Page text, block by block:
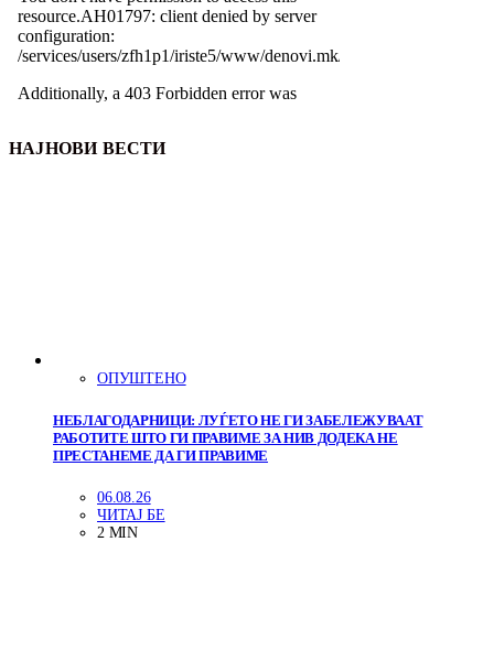
НАЈНОВИ ВЕСТИ
ОПУШТЕНО
НЕБЛАГОДАРНИЦИ: ЛУЃЕТО НЕ ГИ ЗАБЕЛЕЖУВААТ
РАБОТИТЕ ШТО ГИ ПРАВИМЕ ЗА НИВ ДОДЕКА НЕ
ПРЕСТАНЕМЕ ДА ГИ ПРАВИМЕ
06.08.26
ЧИТАЈ БЕ
2 MIN